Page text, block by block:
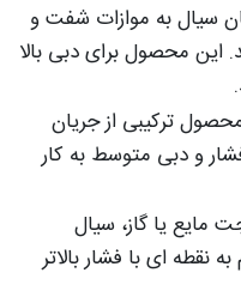
سیال به موازات شفت و
محصول برای دبی بالا
ترکیبی از جریان
و دبی متوسط به کار
مایع یا گاز، سیال
نقطه ای با فشار بالاتر